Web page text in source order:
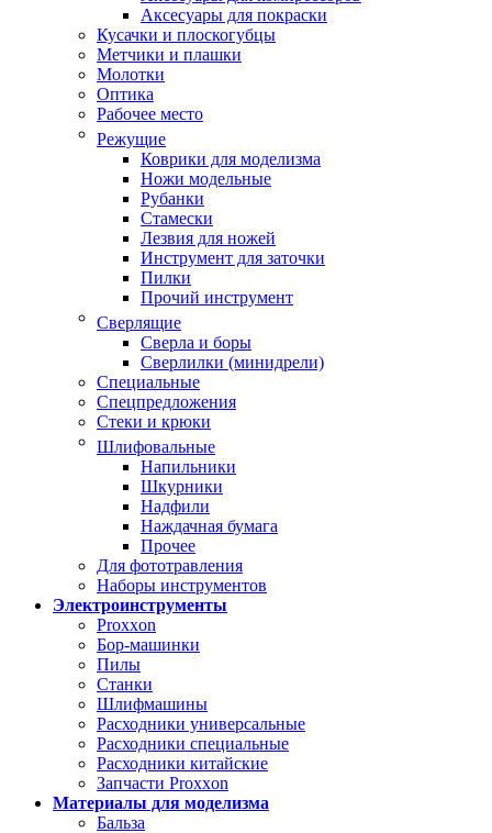
Аксесуары для покраски
Кусачки и плоскогубцы
Метчики и плашки
Молотки
Оптика
Рабочее место
Режущие
Коврики для моделизма
Ножи модельные
Рубанки
Стамески
Лезвия для ножей
Инструмент для заточки
Пилки
Прочий инструмент
Сверлящие
Сверла и боры
Сверлилки (минидрели)
Специальные
Спецпредложения
Стеки и крюки
Шлифовальные
Напильники
Шкурники
Надфили
Наждачная бумага
Прочее
Для фототравления
Наборы инструментов
Электроинструменты
Proxxon
Бор-машинки
Пилы
Станки
Шлифмашины
Расходники универсальные
Расходники специальные
Расходники китайские
Запчасти Proxxon
Материалы для моделизма
Бальза